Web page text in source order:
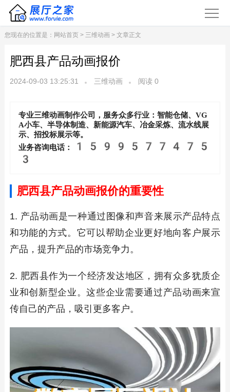
您现在的位置是： 网站首页> 三维动画> 文章正文
肥西县产品动画报价
2024-09-03 13:25:31 三维动画 阅读 0
专业三维动画制作公司，服务众多行业：智能仓储、VG
A小车、半导体制造、新能源汽车、冶金采炼、流水线展
示、招投标展示等。
业务咨询电话：
1599577475
3
肥西县产品动画报价的重要性
1. 产品动画是一种通过图像和声音来展示产品特点
和功能的方式。它可以帮助企业更好地向客户展示
产品，提升产品的市场竞争力。
2. 肥西县作为一个经济发达地区，拥有众多犹质企
业和创新型企业。这些企业需要通过产品动画来宣
传自己的产品，吸引更多客户。